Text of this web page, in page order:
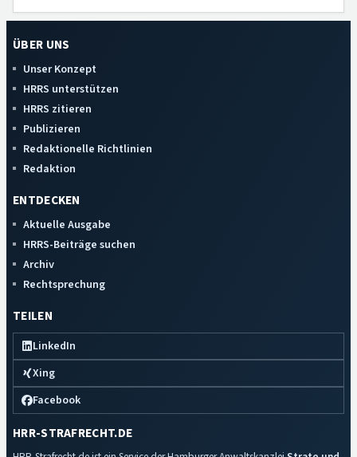
ÜBER UNS
Unser Konzept
HRRS unterstützen
HRRS zitieren
Publizieren
Redaktionelle Richtlinien
Redaktion
ENTDECKEN
Aktuelle Ausgabe
HRRS-Beiträge suchen
Archiv
Rechtsprechung
TEILEN
LinkedIn
Xing
Facebook
HRR-STRAFRECHT.DE